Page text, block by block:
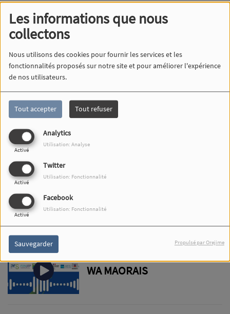
Les informations que nous
collectons
Nous utilisons des cookies pour fournir les services et les
fonctionnalités proposés sur notre site et pour améliorer l'expérience
de nos utilisateurs.
Tout accepter Tout refuser
Analytics
Activé
Utilisation: Analyse
Twitter
Activé
Utilisation: Fonctionnalité
Facebook
Activé
Utilisation: Fonctionnalité
Sauvegarder Propulsé par Orejime
PLAYLIST
HADITH
WA MAORAIS